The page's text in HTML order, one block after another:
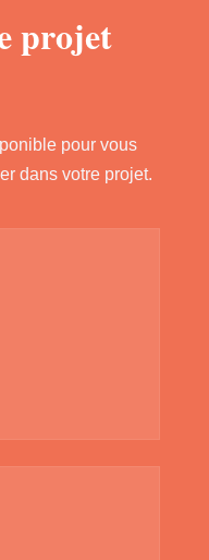
projet
pour vous
dans votre projet.